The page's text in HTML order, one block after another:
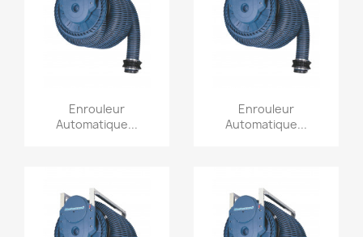
Aperçu rapide
Enrouleur
Automatique...
Aperçu rapide
Enrouleur
Automatique...